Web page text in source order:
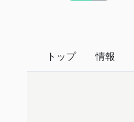
トップ 情報